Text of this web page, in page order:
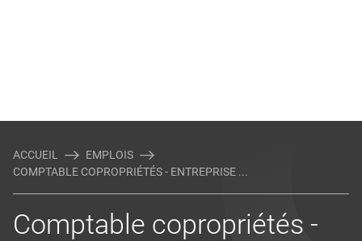
ACCUEIL
EMPLOIS
COMPTABLE COPROPRIÉTÉS - ENTREPRISE ...
Comptable copropriétés -